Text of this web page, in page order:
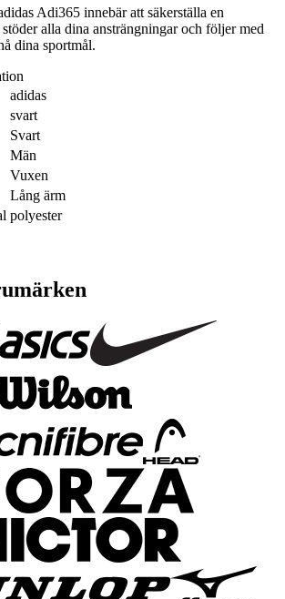
Adi365 innebär att säkerställa en
alla dina ansträngningar och följer med
dina sportmål.
adidas
svart
Svart
Män
Vuxen
Lång ärm
polyester